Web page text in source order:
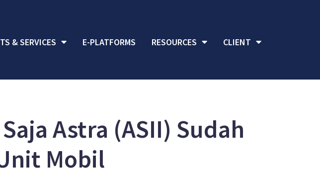
& SERVICES E-PLATFORMS RESOURCES CLIENT
Astra (ASII) Sudah
Mobil